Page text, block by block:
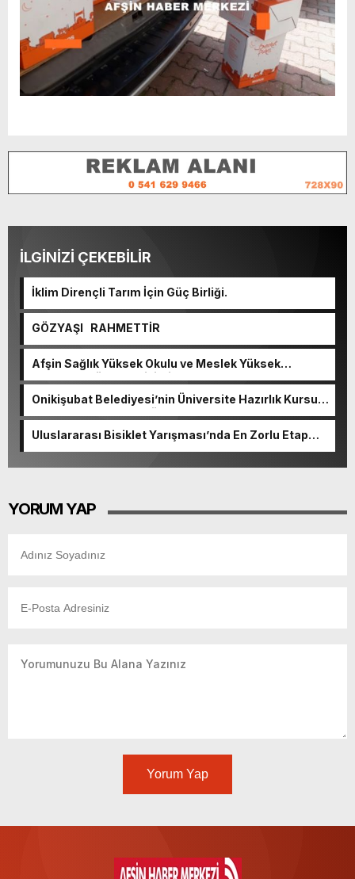
İLGİNİZİ ÇEKEBİLİR
İklim Dirençli Tarım İçin Güç Birliği.
GÖZYAŞI RAHMETTİR
Afşin Sağlık Yüksek Okulu ve Meslek Yüksek
Okulunda görev değişimi!
Onikişubat Belediyesi’nin Üniversite Hazırlık Kursu
başvurularında son gün 7 Ağustos.
Uluslararası Bisiklet Yarışması’nda En Zorlu Etap
YORUM YAP
Yorum Yap